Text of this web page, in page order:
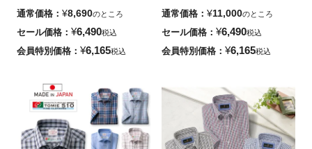
通常価格 ¥8,690のところ
セール価格 ¥6,490税込
会員特別価格 ¥6,165税込
通常価格 ¥11,000のところ
セール価格 ¥6,490税込
会員特別価格 ¥6,165税込